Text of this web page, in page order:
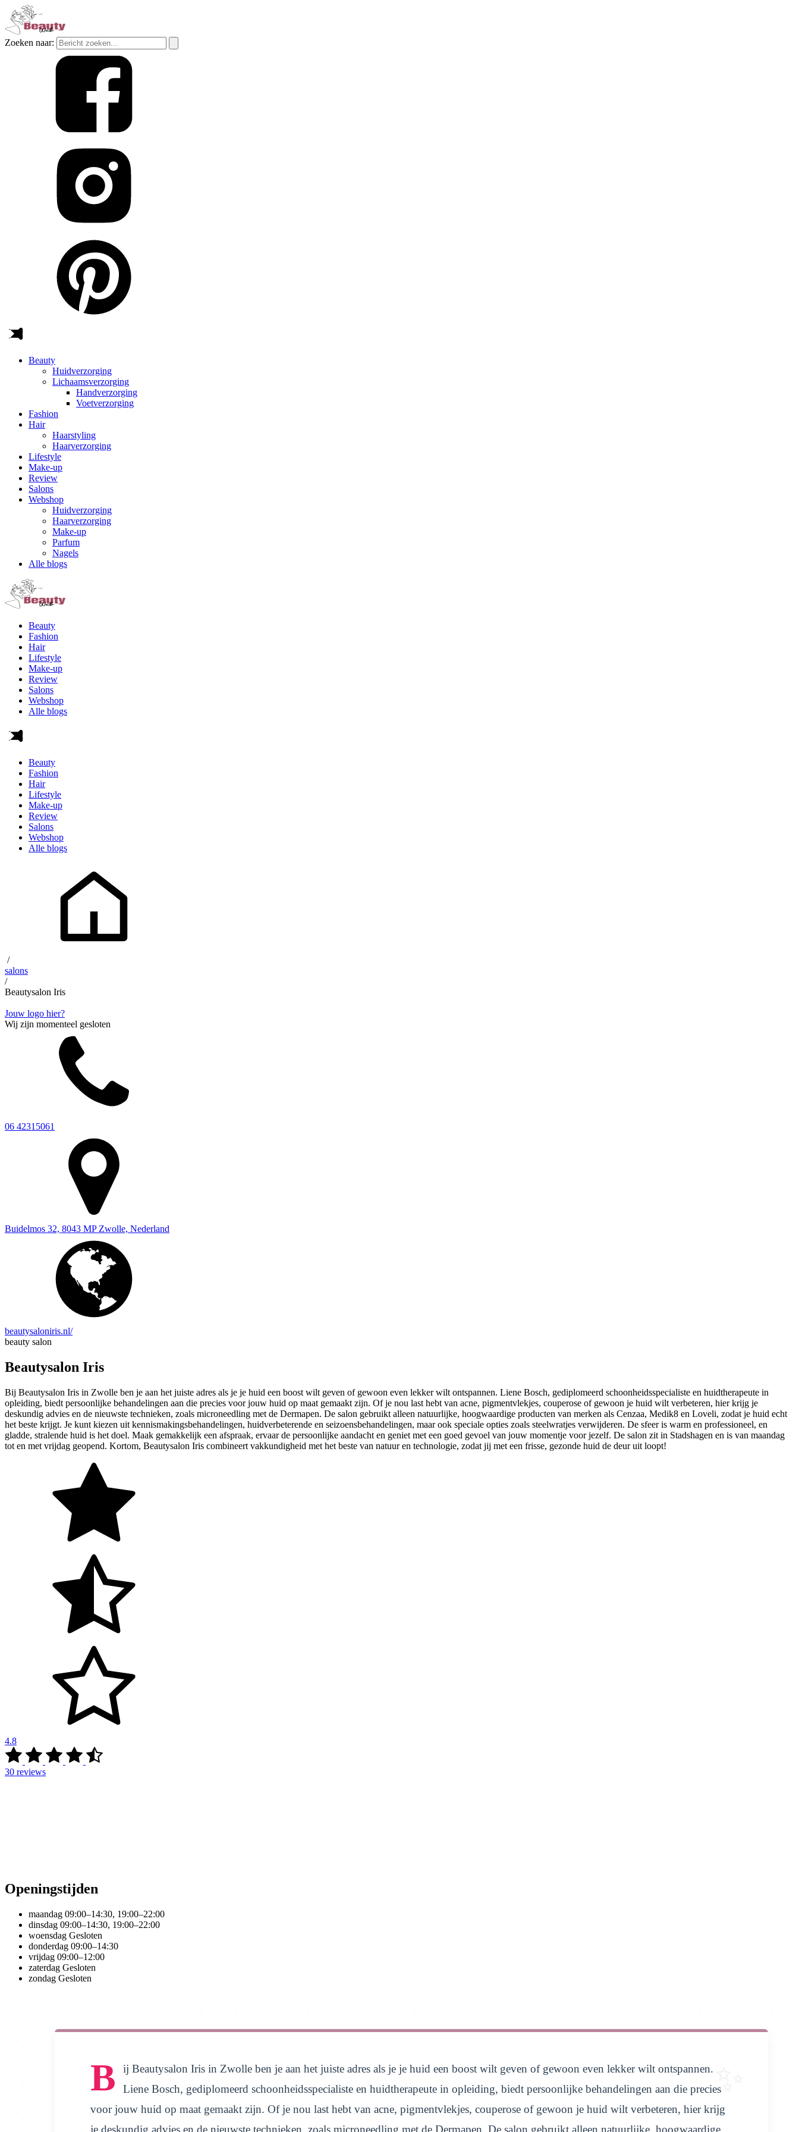
Zoeken naar:
Beauty
Huidverzorging
Lichaamsverzorging
Handverzorging
Voetverzorging
Fashion
Hair
Haarstyling
Haarverzorging
Lifestyle
Make-up
Review
Salons
Webshop
Huidverzorging
Haarverzorging
Make-up
Parfum
Nagels
Alle blogs
Beauty
Fashion
Hair
Lifestyle
Make-up
Review
Salons
Webshop
Alle blogs
Beauty
Fashion
Hair
Lifestyle
Make-up
Review
Salons
Webshop
Alle blogs
/
salons
/
Beautysalon Iris
Jouw logo hier?
Wij zijn momenteel gesloten
06 42315061
Buidelmos 32, 8043 MP Zwolle, Nederland
beautysaloniris.nl/
beauty salon
Beautysalon Iris
Bij Beautysalon Iris in Zwolle ben je aan het juiste adres als je je huid een boost wilt geven of gewoon even lekker wilt ontspannen. Liene Bosch, gediplomeerd schoonheidsspecialiste en huidtherapeute in
opleiding, biedt persoonlijke behandelingen aan die precies voor jouw huid op maat gemaakt zijn. Of je nou last hebt van acne, pigmentvlekjes, couperose of gewoon je huid wilt verbeteren, hier krijg je
deskundig advies en de nieuwste technieken, zoals microneedling met de Dermapen. De salon gebruikt alleen natuurlijke, hoogwaardige producten van merken als Cenzaa, Medik8 en Loveli, zodat je huid echt
het beste krijgt. Je kunt kiezen uit kennismakingsbehandelingen, huidverbeterende en seizoensbehandelingen, maar ook speciale opties zoals steelwratjes verwijderen. De sfeer is warm en professioneel, en
gladde, stralende huid is het doel. Maak gemakkelijk een afspraak, ervaar de persoonlijke aandacht en geniet met een goed gevoel van jouw momentje voor jezelf. De salon zit in Stadshagen en is van maandag
tot en met vrijdag geopend. Kortom, Beautysalon Iris combineert vakkundigheid met het beste van natuur en technologie, zodat jij met een frisse, gezonde huid de deur uit loopt!
4.8
30 reviews
Openingstijden
maandag 09:00–14:30, 19:00–22:00
dinsdag 09:00–14:30, 19:00–22:00
woensdag Gesloten
donderdag 09:00–14:30
vrijdag 09:00–12:00
zaterdag Gesloten
zondag Gesloten
B
ij Beautysalon Iris in Zwolle ben je aan het juiste adres als je je huid een boost wilt geven of gewoon even lekker wilt ontspannen.
Liene Bosch, gediplomeerd schoonheidsspecialiste en huidtherapeute in opleiding, biedt persoonlijke behandelingen aan die precies
voor jouw huid op maat gemaakt zijn. Of je nou last hebt van acne, pigmentvlekjes, couperose of gewoon je huid wilt verbeteren, hier krijg
je deskundig advies en de nieuwste technieken, zoals microneedling met de Dermapen. De salon gebruikt alleen natuurlijke, hoogwaardige